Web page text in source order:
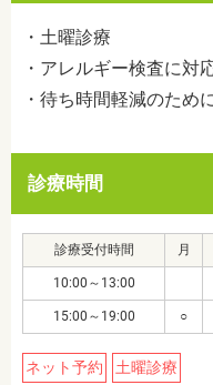
・土曜診療
・アレルギー検査に対
・待ち時間軽減のため
診療時間
診療受付時間 月
10:00～13:00
15:00～19:00 ○
ネット予約 土曜診療